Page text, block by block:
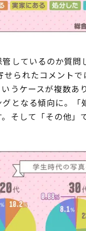
しているのか質
られたコメント
うケースが複数
となる傾向に。
そして「その他